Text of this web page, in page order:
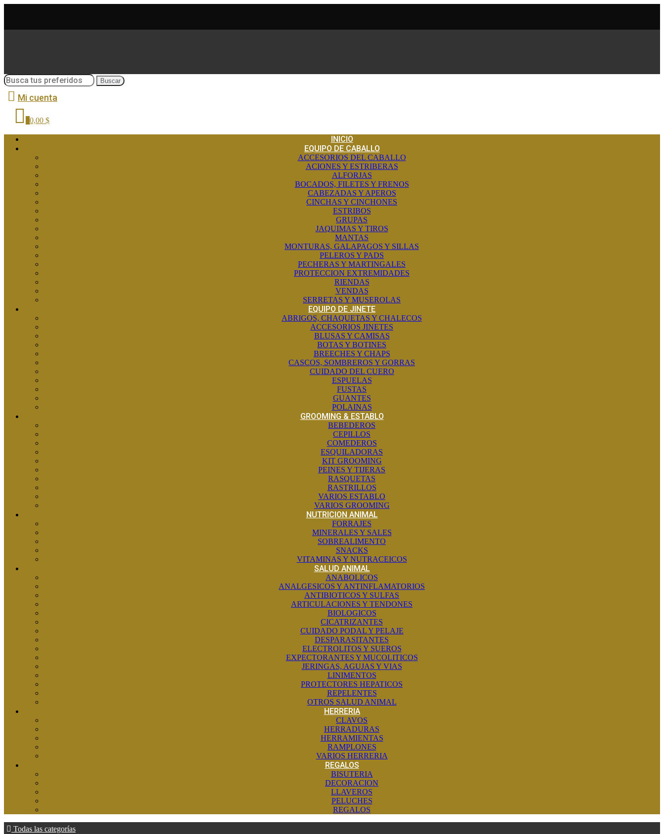
Buscar
Mi cuenta
0,00 $
INICIO
EQUIPO DE CABALLO
ACCESORIOS DEL CABALLO
ACIONES Y ESTRIBERAS
ALFORJAS
BOCADOS, FILETES Y FRENOS
CABEZADAS Y APEROS
CINCHAS Y CINCHONES
ESTRIBOS
GRUPAS
JAQUIMAS Y TIROS
MANTAS
MONTURAS, GALAPAGOS Y SILLAS
PELEROS Y PADS
PECHERAS Y MARTINGALES
PROTECCION EXTREMIDADES
RIENDAS
VENDAS
SERRETAS Y MUSEROLAS
EQUIPO DE JINETE
ABRIGOS, CHAQUETAS Y CHALECOS
ACCESORIOS JINETES
BLUSAS Y CAMISAS
BOTAS Y BOTINES
BREECHES Y CHAPS
CASCOS, SOMBREROS Y GORRAS
CUIDADO DEL CUERO
ESPUELAS
FUSTAS
GUANTES
POLAINAS
GROOMING & ESTABLO
BEBEDEROS
CEPILLOS
COMEDEROS
ESQUILADORAS
KIT GROOMING
PEINES Y TIJERAS
RASQUETAS
RASTRILLOS
VARIOS ESTABLO
VARIOS GROOMING
NUTRICION ANIMAL
FORRAJES
MINERALES Y SALES
SOBREALIMENTO
SNACKS
VITAMINAS Y NUTRACEICOS
SALUD ANIMAL
ANABOLICOS
ANALGESICOS Y ANTINFLAMATORIOS
ANTIBIOTICOS Y SULFAS
ARTICULACIONES Y TENDONES
BIOLOGICOS
CICATRIZANTES
CUIDADO PODAL Y PELAJE
DESPARASITANTES
ELECTROLITOS Y SUEROS
EXPECTORANTES Y MUCOLITICOS
JERINGAS, AGUJAS Y VIAS
LINIMENTOS
PROTECTORES HEPATICOS
REPELENTES
OTROS SALUD ANIMAL
HERRERIA
CLAVOS
HERRADURAS
HERRAMIENTAS
RAMPLONES
VARIOS HERRERIA
REGALOS
BISUTERIA
DECORACION
LLAVEROS
PELUCHES
REGALOS
Todas las categorías